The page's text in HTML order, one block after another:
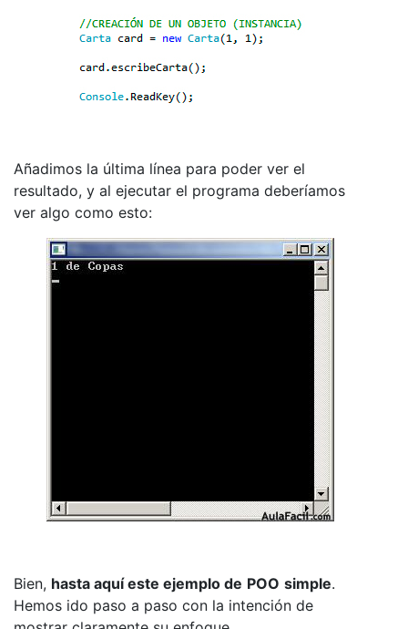
Añadimos la última línea para poder ver el
resultado, y al ejecutar el programa deberíamos
ver algo como esto:
Bien, hasta aquí este ejemplo de POO simple.
Hemos ido paso a paso con la intención de